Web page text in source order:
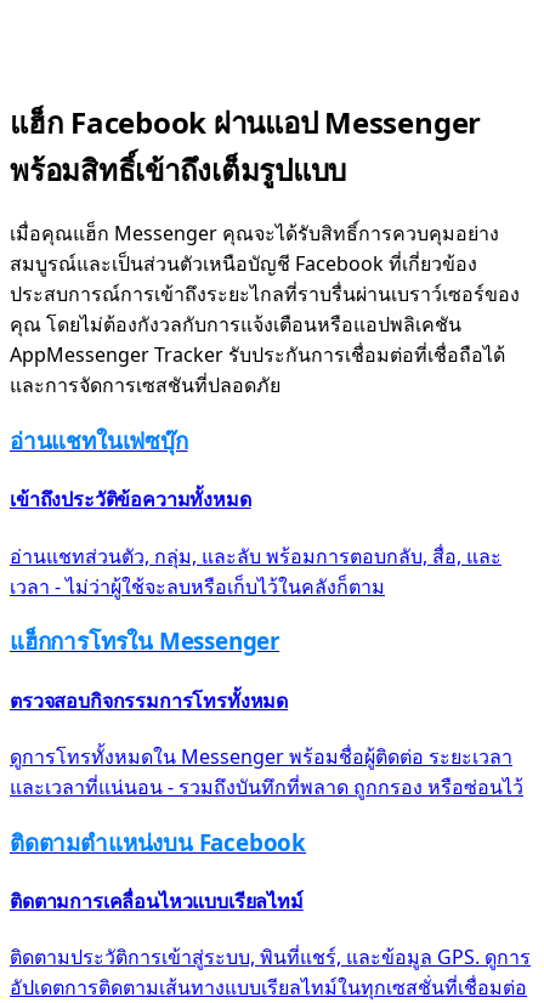
แฮ็ก Facebook ผ่านแอป Messenger
พร้อมสิทธิ์เข้าถึงเต็มรูปแบบ
เมื่อคุณแฮ็ก Messenger คุณจะได้รับสิทธิ์การควบคุมอย่าง
สมบูรณ์และเป็นส่วนตัวเหนือบัญชี Facebook ที่เกี่ยวข้อง
ประสบการณ์การเข้าถึงระยะไกลที่ราบรื่นผ่านเบราว์เซอร์ของ
คุณ โดยไม่ต้องกังวลกับการแจ้งเตือนหรือแอปพลิเคชัน
AppMessenger Tracker รับประกันการเชื่อมต่อที่เชื่อถือได้
และการจัดการเซสชันที่ปลอดภัย
อ่านแชทในเฟซบุ๊ก
เข้าถึงประวัติข้อความทั้งหมด
อ่านแชทส่วนตัว, กลุ่ม, และลับ พร้อมการตอบกลับ, สื่อ, และ
เวลา - ไม่ว่าผู้ใช้จะลบหรือเก็บไว้ในคลังก็ตาม
แฮ็กการโทรใน Messenger
ตรวจสอบกิจกรรมการโทรทั้งหมด
ดูการโทรทั้งหมดใน Messenger พร้อมชื่อผู้ติดต่อ ระยะเวลา
และเวลาที่แน่นอน - รวมถึงบันทึกที่พลาด ถูกกรอง หรือซ่อนไว้
ติดตามตำแหน่งบน Facebook
ติดตามการเคลื่อนไหวแบบเรียลไทม์
ติดตามประวัติการเข้าสู่ระบบ, พินที่แชร์, และข้อมูล GPS. ดูการ
อัปเดตการติดตามเส้นทางแบบเรียลไทม์ในทุกเซสชั่นที่เชื่อมต่อ